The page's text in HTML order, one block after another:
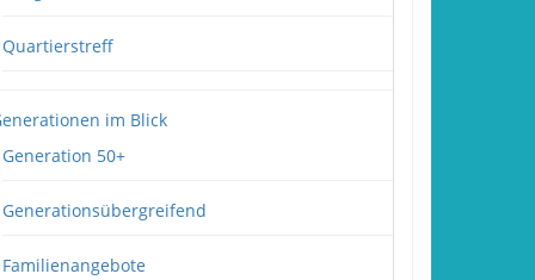
Quartierstreff
im Blick
Generation 50+
Generationsübergreifend
Familienangebote